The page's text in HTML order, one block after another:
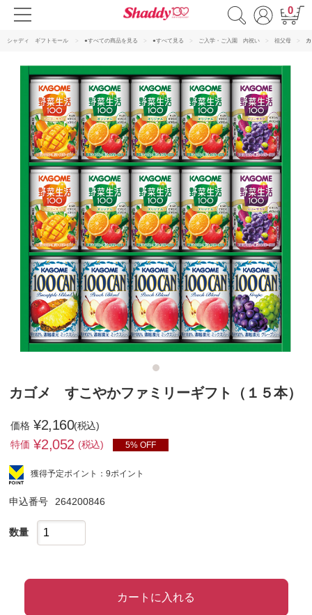
0
シャディ ギフトモール ●すべての商品を見る ●すべて見る ご入学・ご入園 内祝い 祖父母
カゴメ すこやかファミリーギフト（１５本）
価格 ¥2,160(税込)
特価 ¥2,052 (税込) 5% OFF
獲得予定ポイント：9ポイント
申込番号 264200846
数量
カートに入れる